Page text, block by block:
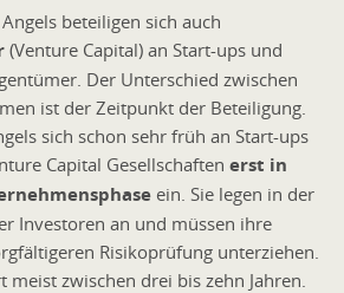
beteiligen sich auch
(Venture Capital) an Start-ups und
Der Unterschied zwischen
ist der Zeitpunkt der Beteiligung.
sich schon sehr früh an Start-ups
Capital Gesellschaften erst in
ein. Sie legen in der
Investoren an und müssen ihre
Risikoprüfung unterziehen.
meist zwischen drei bis zehn Jahren.